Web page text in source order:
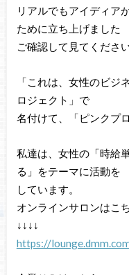
リアルでもアイディア
ために立ち上げました
ご確認して見てくださ
「これは、女性のビジ
ロジェクト」で
名付けて、「ピンクプ
私達は、女性の「時給
る」をテーマに活動を
しています。
オンラインサロンはこ
↓↓↓↓
https://